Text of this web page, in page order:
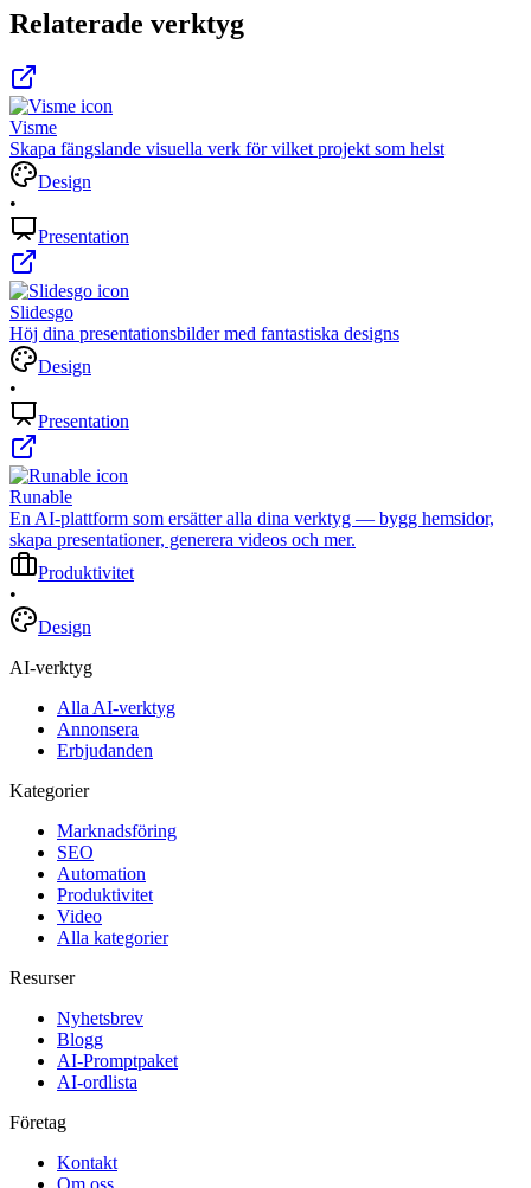
Relaterade verktyg
Visme
Skapa fängslande visuella verk för vilket projekt som helst
Design
•
Presentation
Slidesgo
Höj dina presentationsbilder med fantastiska designs
Design
•
Presentation
Runable
En AI-plattform som ersätter alla dina verktyg — bygg hemsidor,
skapa presentationer, generera videos och mer.
Produktivitet
•
Design
AI-verktyg
Alla AI-verktyg
Annonsera
Erbjudanden
Kategorier
Marknadsföring
SEO
Automation
Produktivitet
Video
Alla kategorier
Resurser
Nyhetsbrev
Blogg
AI-Promptpaket
AI-ordlista
Företag
Kontakt